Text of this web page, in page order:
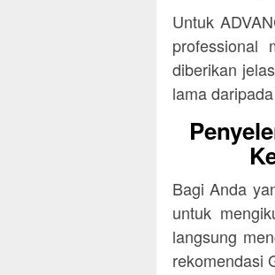
Untuk
professional
diberikan
lama
Bagi Anda
untuk
langsung
rekomendasi